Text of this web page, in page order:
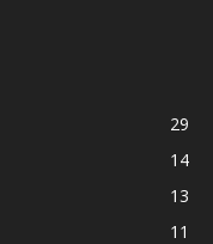
29
14
13
11